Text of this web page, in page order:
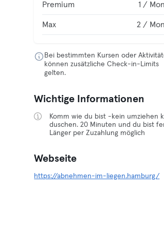
Premium 1 /
Max 2 /
Bei bestimmten Kursen oder
können zusätzliche Check-in-Limits
gelten.
Wichtige Informationen
Komm wie du bist -kein umziehen
duschen. 20 Minuten und du bist
Länger per Zuzahlung möglich
Webseite
https://abnehmen-im-liegen.hamburg/